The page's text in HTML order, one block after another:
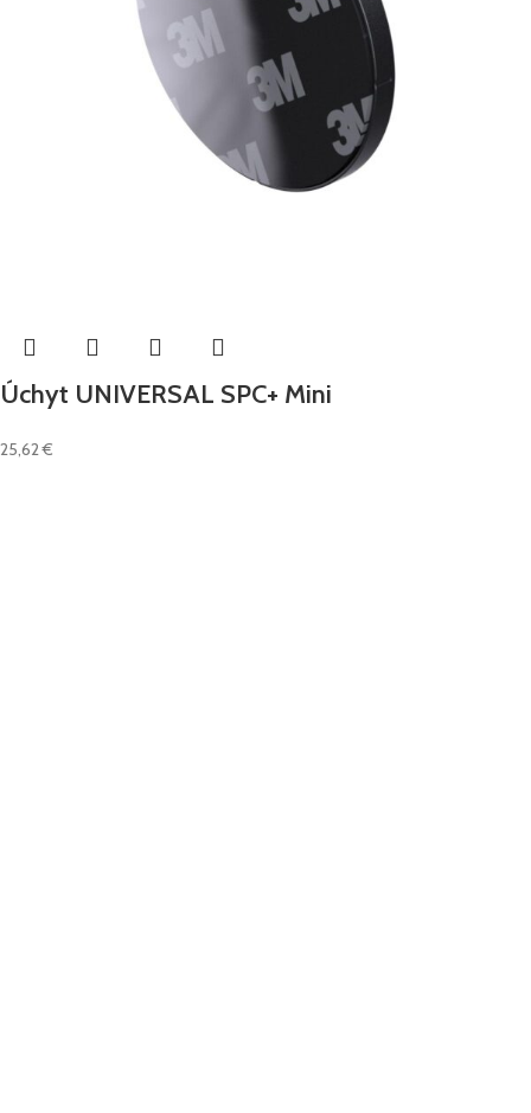
Úchyt UNIVERSAL SPC+ Mini
25,62€